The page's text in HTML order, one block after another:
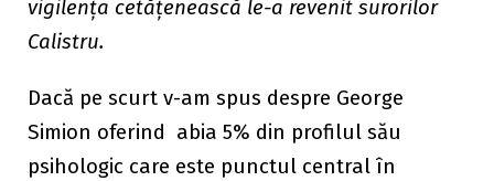
vigilența cetățenească le-a revenit surorilor
Calistru.
Dacă pe scurt v-am spus despre George
Simion oferind abia 5% din profilul său
psihologic care este punctul central în